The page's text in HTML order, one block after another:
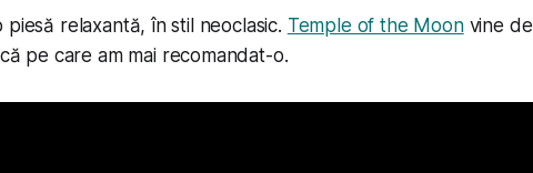
relaxantă, în stil neoclasic. Temple of the Moonvine de
pe care am mai recomandat-o.